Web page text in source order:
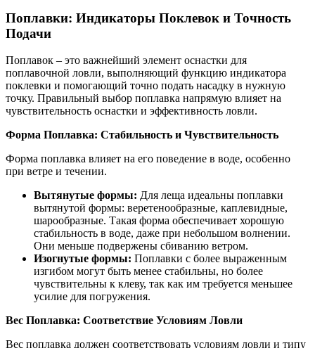
Поплавки: Индикаторы Поклевок и Точность
Подачи
Поплавок – это важнейший элемент оснастки для
поплавочной ловли, выполняющий функцию индикатора
поклевки и помогающий точно подать насадку в нужную
точку. Правильный выбор поплавка напрямую влияет на
чувствительность оснастки и эффективность ловли.
Форма Поплавка: Стабильность и Чувствительность
Форма поплавка влияет на его поведение в воде, особенно
при ветре и течении.
Вытянутые формы: Для леща идеальны поплавки
вытянутой формы: веретенообразные, каплевидные,
шарообразные. Такая форма обеспечивает хорошую
стабильность в воде, даже при небольшом волнении.
Они меньше подвержены сбиванию ветром.
Изогнутые формы: Поплавки с более выраженным
изгибом могут быть менее стабильны, но более
чувствительны к клеву, так как им требуется меньшее
усилие для погружения.
Вес Поплавка: Соответствие Условиям Ловли
Вес поплавка должен соответствовать условиям ловли и типу